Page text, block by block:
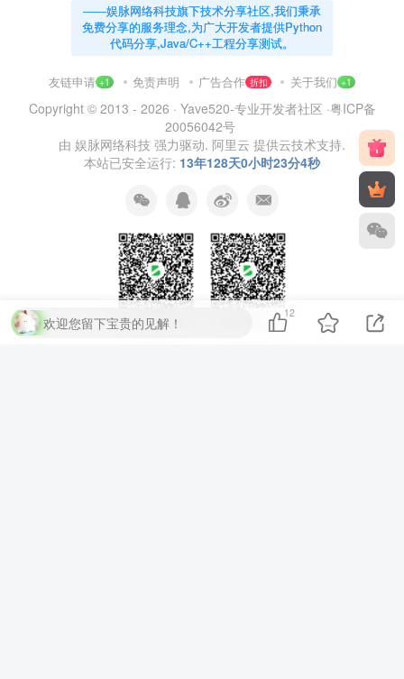
——娱脉网络科技旗下技术分享社区,我们秉承
免费分享的服务理念,为广大开发者提供Python
代码分享,Java/C++工程分享测试。
友链申请 +1 免责声明 广告合作 折扣 关于我们 +1
Copyright © 2013 - 2026 · Yave520-专业开发者社区 ·粤ICP备
20056042号
由 娱脉网络科技 强力驱动. 阿里云 提供云技术支持.
本站已安全运行: 13年128天0小时23分5秒
扫码加QQ群 扫码加微信
欢迎您留下宝贵的见解！
12